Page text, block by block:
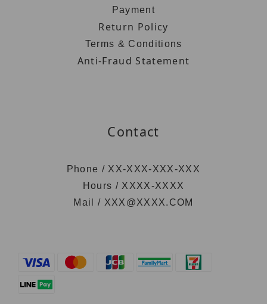
Payment
Return Policy
Terms & Conditions
Anti-Fraud Statement
Contact
Phone / XX-XXX-XXX-XXX
Hours / XXXX-XXXX
Mail / XXX@XXXX.COM